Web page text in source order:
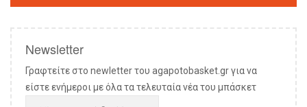
Newsletter
Γραφτείτε στο newletter του agapotobasket.gr για να
είστε ενήμεροι με όλα τα τελευταία νέα του μπάσκετ